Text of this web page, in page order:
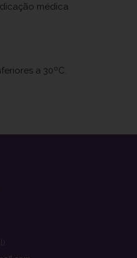
médica
a 30ºC.